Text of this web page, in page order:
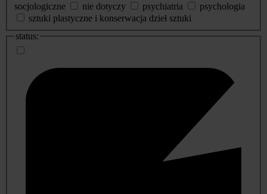
socjologiczne
nie dotyczy psychiatria
psychologia
sztuki plastyczne i konserwacja dzieł sztuki
status: